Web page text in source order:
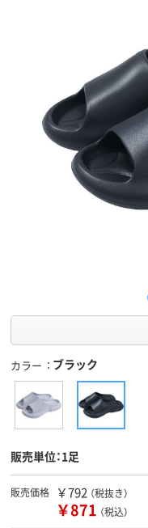
カラー ブラック
販売単位：1足
販売価格 ￥792 （税抜き）
￥871 （税込）